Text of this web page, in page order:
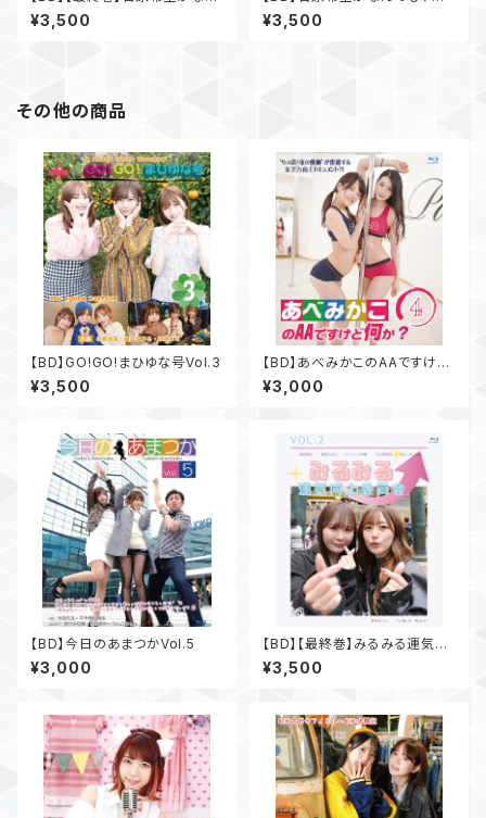
でもやったるで！Vol.3
¥3,500
たるで！Vol.1
¥3,500
その他の商品
【BD】GO!GO!まひゆな号Vol.3
¥3,500
【BD】あべみかこのAAですけど
何か？Vol.4
¥3,000
【BD】今日のあまつかVol.5
¥3,000
【BD】【最終巻】みるみる運気向
上委員会Vol.2
¥3,500